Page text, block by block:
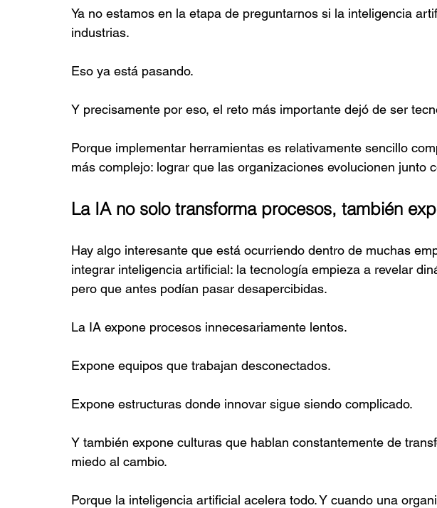
Ya no estamos en la etapa de preguntarnos si la inteligencia
industrias.
Eso ya está pasando.
Y precisamente por eso, el reto más importante dejó de ser
Porque implementar herramientas es relativamente sencillo
más complejo: lograr que las organizaciones evolucionen junto
La IA no solo transforma procesos, también
Hay algo interesante que está ocurriendo dentro de muchas
integrar inteligencia artificial: la tecnología empieza a revelar
pero que antes podían pasar desapercibidas.
La IA expone procesos innecesariamente lentos.
Expone equipos que trabajan desconectados.
Expone estructuras donde innovar sigue siendo complicado.
Y también expone culturas que hablan constantemente de
miedo al cambio.
Porque la inteligencia artificial acelera todo. Y cuando una